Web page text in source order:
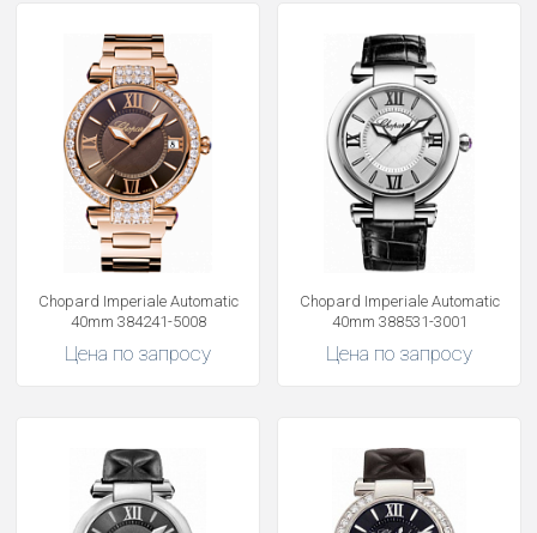
Chopard Imperiale Automatic
40mm 384241-5008
Цена по запросу
Chopard Imperiale Automatic
40mm 388531-3001
Цена по запросу